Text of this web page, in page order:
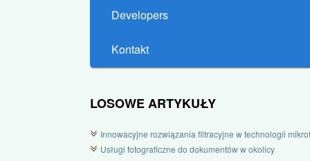
Developers
Kontakt
LOSOWE ARTYKUŁY
Innowacyjne rozwiązania filtracyjne w technologii
Usługi fotograficzne do dokumentów w okolicy